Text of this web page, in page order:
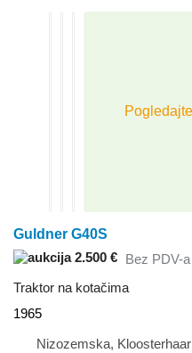
Guldner G40S
2.500 € Bez PDV-a
Traktor na kotačima
1965
Nizozemska, Kloosterhaar